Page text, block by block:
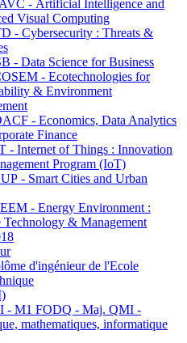
- Artificial Intelligence and
Visual Computing
- Cybersecurity : Threats &
- Data Science for Business
- Ecotechnologies for
& Environment
- Economics, Data Analytics
Finance
- Internet of Things : Innovation
Program (IoT)
- Smart Cities and Urban
- Energy Environment :
Technology & Management
d'ingénieur de l'Ecole
- M1 FODQ - Maj. QMI -
mathematiques, informatique